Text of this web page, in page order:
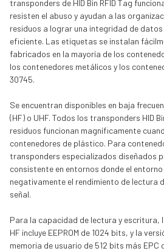
transponders de HID Bin RFID Tag
resisten el abuso y ayudan a las
residuos a lograr una integridad de
eficiente. Las etiquetas se instalan
fabricados en la mayoría de los
los contenedores metálicos y los
30745.
Se encuentran disponibles en baja
(HF) o UHF. Todos los transponders HID
residuos funcionan magníficamente
contenedores de plástico. Para
transponders especializados diseñados
consistente en entornos donde el
negativamente el rendimiento de lectura
señal.
Para la capacidad de lectura y escritura,
HF incluye EEPROM de 1024 bits, y la
memoria de usuario de 512 bits más EPC